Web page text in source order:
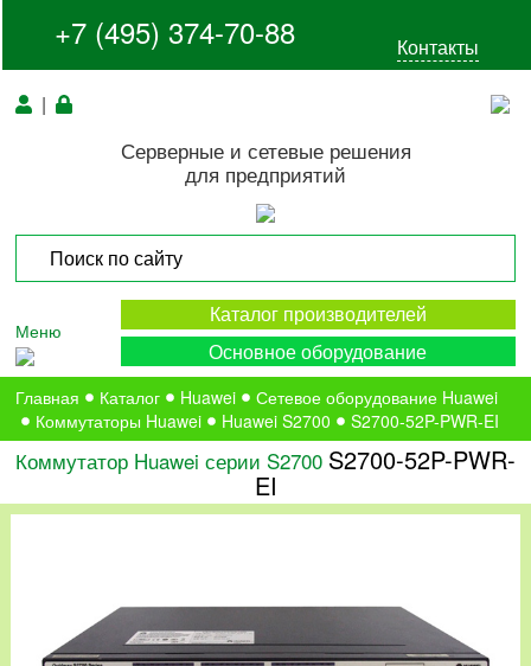
+7 (495) 374-70-88 Контакты
|
Серверные и сетевые решения
для предприятий
Меню
Каталог производителей
Основное оборудование
Главная Каталог Huawei
Сетевое оборудование Huawei
Коммутаторы Huawei
Huawei S2700 S2700-52P-PWR-EI
Коммутатор Huawei серии S2700 S2700-52P-PWR-
EI